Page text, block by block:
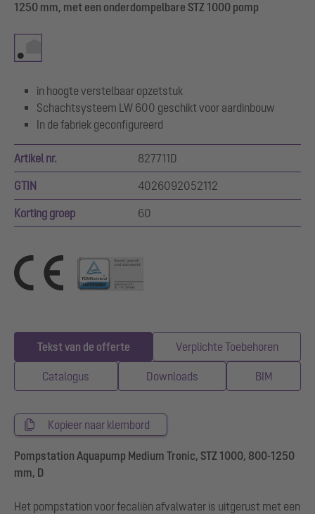
1250 mm, met een onderdompelbare STZ 1000 pomp
in hoogte verstelbaar opzetstuk
Schachtsysteem LW 600 geschikt voor aardinbouw
In de fabriek geconfigureerd
Artikel nr. 827711D
GTIN 4026092052112
Korting groep 60
Tekst van de offerte Verplichte Toebehoren
Catalogus Downloads BIM
Kopieer naar klembord
Pompstation Aquapump Medium Tronic, STZ 1000, 800-1250
mm, D
Het pompstation voor fecaliën afvalwater is uitgerust met een